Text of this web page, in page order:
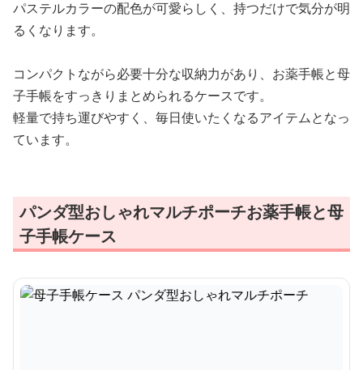
パステルカラーの配色が可愛らしく、持つだけで気分が明
るくなります。
コンパクトながら必要十分な収納力があり、お薬手帳と母
子手帳をすっきりまとめられるケースです。
軽量で持ち運びやすく、毎日使いたくなるアイテムとなっ
ています。
パンダ型おしゃれマルチポーチお薬手帳と母
子手帳ケース